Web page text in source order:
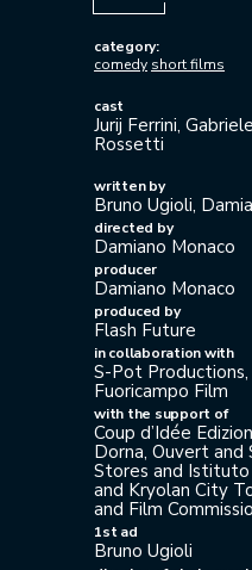
category:
comedy short films
cast
Jurij Ferrini,
Rossetti
written by
Bruno Ugioli,
directed by
Damiano Monaco
producer
Damiano Monaco
produced by
Flash Future
in collaboration with
S-Pot
Fuoricampo Film
with the support of
Coup d’Idée
Dorna, Ouvert and
Stores and Istituto
and Kryolan City
and Film
1st ad
Bruno Ugioli